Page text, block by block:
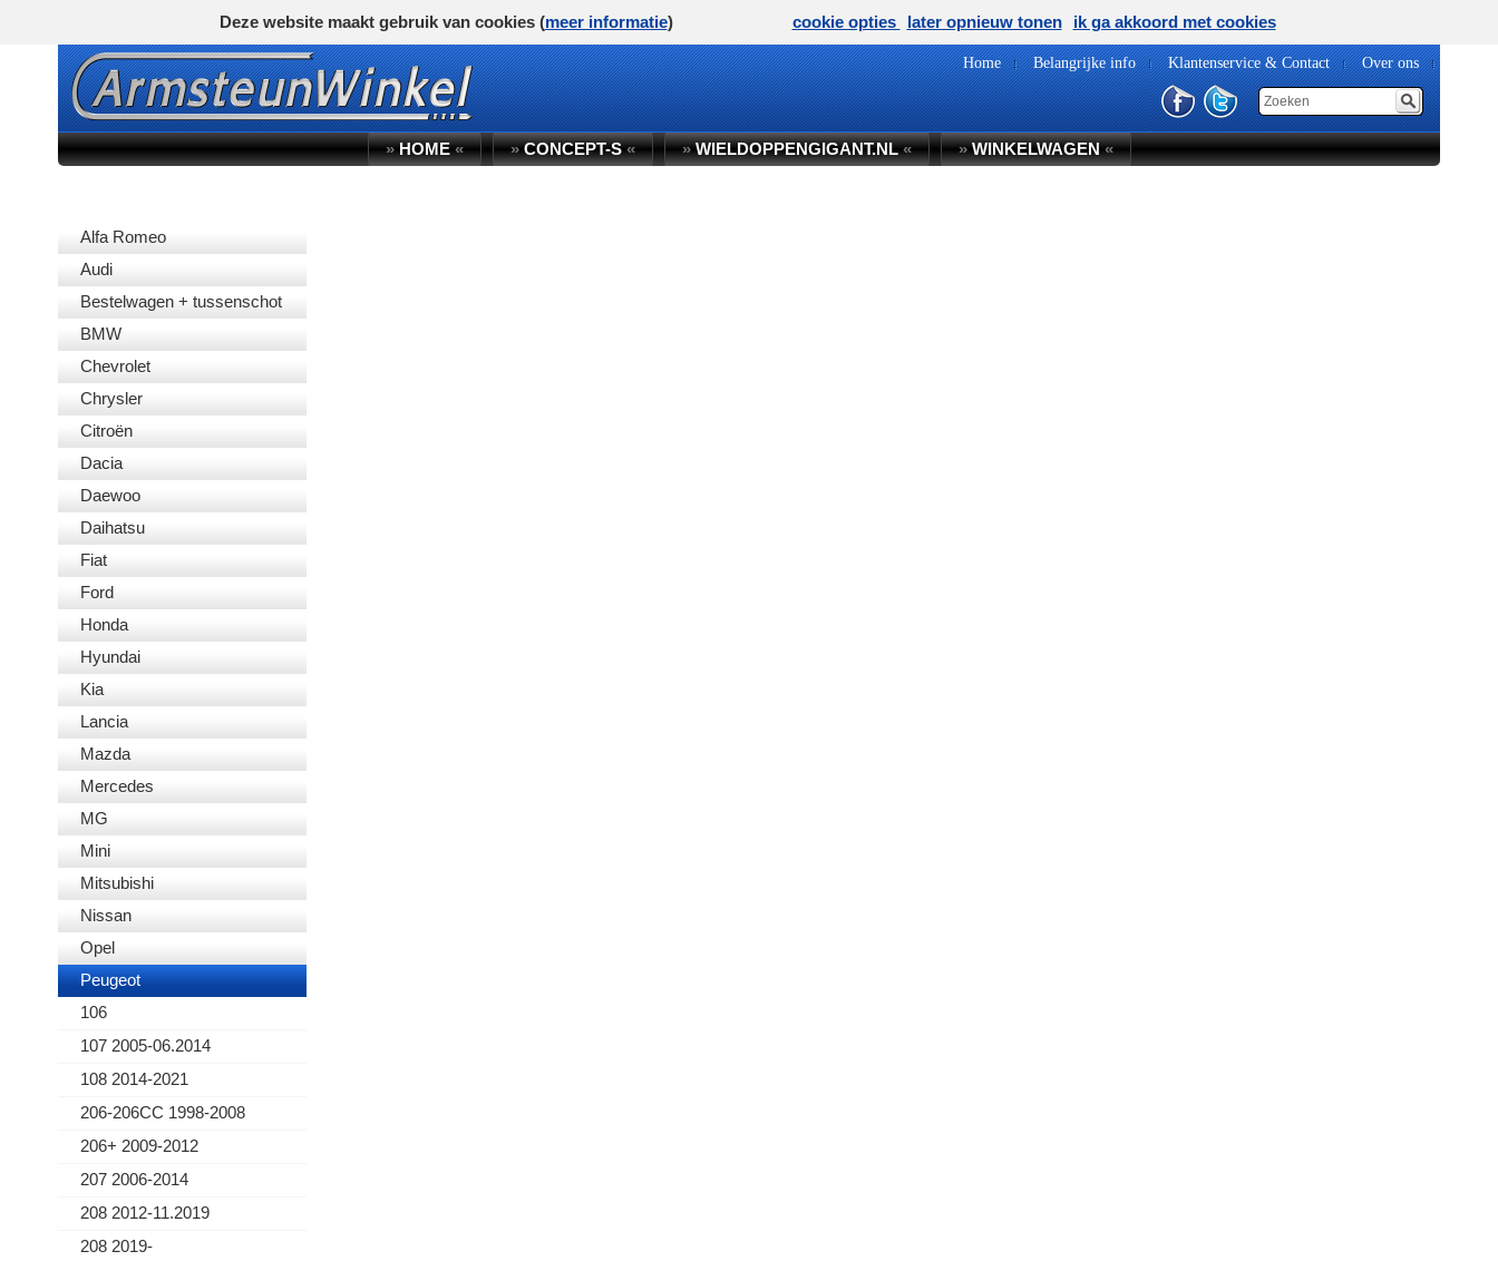
Home Belangrijke info Klantenservice & Contact Over ons
»HOME« »CONCEPT-S« »WIELDOPPENGIGANT.NL« »WINKELWAGEN«
Alfa Romeo
Audi
Bestelwagen + tussenschot
BMW
Chevrolet
Chrysler
Citroën
Dacia
Daewoo
Daihatsu
Fiat
Ford
Honda
Hyundai
Kia
Lancia
Mazda
Mercedes
MG
Mini
Mitsubishi
Nissan
Opel
Peugeot
106
107 2005-06.2014
108 2014-2021
206-206CC 1998-2008
206+ 2009-2012
207 2006-2014
208 2012-11.2019
208 2019-
Deze website maakt gebruik van cookies (meer informatie) cookie opties later opnieuw tonen ik ga akkoord met cookies